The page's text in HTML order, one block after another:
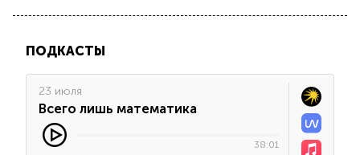
ПОДКАСТЫ
23 июля
Всего лишь математика
38:01